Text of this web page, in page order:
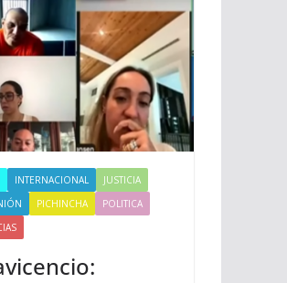
INTERNACIONAL
JUSTICIA
PICHINCHA
POLITICA